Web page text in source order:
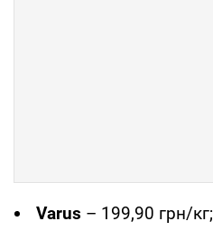
Varus – 199,90 грн/кг;